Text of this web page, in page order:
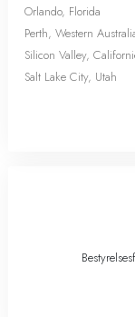
Orlando, Florida
Perth, Western
Silicon Valley,
Salt Lake City, Utah